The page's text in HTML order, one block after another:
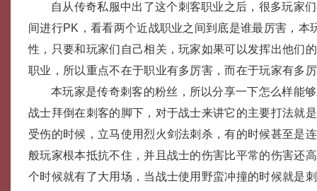
自从传奇私服中出了这个刺客职业之后，很多玩家
间进行PK，看看两个近战职业之间到底是谁最厉害，本
性，只要和玩家们自己相关，玩家如果可以发挥出他们
职业，所以重点不在于职业有多厉害，而在于玩家有多
本玩家是传奇刺客的粉丝，所以分享一下怎么样能
战士拜倒在刺客的脚下，对于战士来讲它的主要打法就
受伤的时候，立马使用烈火剑法刺杀，有的时候甚至是
般玩家根本抵抗不住，并且战士的伤害比平常的伤害还
个时候就有了大用场，当战士使用野蛮冲撞的时候就是